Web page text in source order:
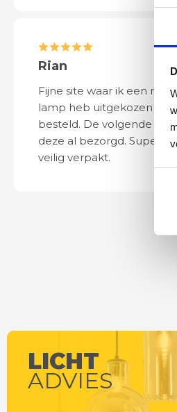
Rian
Fijne site waar ik een
lamp heb uitgekozen en
besteld. De volgende dag
deze al bezorgd. Super
veilig verpakt.
LICHT
ADVIES